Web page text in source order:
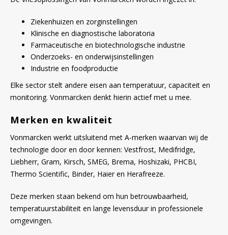
Ziekenhuizen en zorginstellingen
Klinische en diagnostische laboratoria
Farmaceutische en biotechnologische industrie
Onderzoeks- en onderwijsinstellingen
Industrie en foodproductie
Elke sector stelt andere eisen aan temperatuur, capaciteit en
monitoring. Vonmarcken denkt hierin actief met u mee.
Merken en kwaliteit
Vonmarcken werkt uitsluitend met A-merken waarvan wij de
technologie door en door kennen: Vestfrost, Medifridge,
Liebherr, Gram, Kirsch, SMEG, Brema, Hoshizaki, PHCBI,
Thermo Scientific, Binder, Haier en Herafreeze.
Deze merken staan bekend om hun betrouwbaarheid,
temperatuurstabiliteit en lange levensduur in professionele
omgevingen.